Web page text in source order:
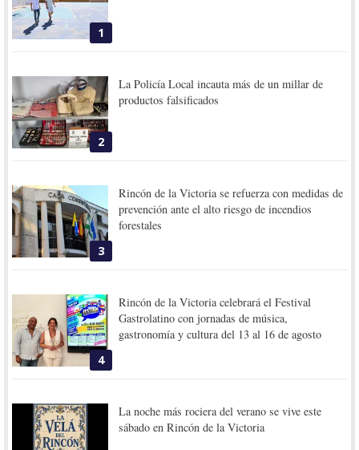
1
2
La Policía Local incauta más de un millar de
productos falsificados
3
Rincón de la Victoria se refuerza con medidas de
prevención ante el alto riesgo de incendios
forestales
4
Rincón de la Victoria celebrará el Festival
Gastrolatino con jornadas de música,
gastronomía y cultura del 13 al 16 de agosto
La noche más rociera del verano se vive este
sábado en Rincón de la Victoria